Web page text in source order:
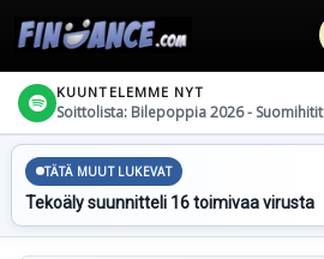
KUUNTELEMME NYT
Soittolista: Bilepoppia 2026 - Suomihitit
TÄTÄ MUUT LUKEVAT
Tekoäly suunnitteli 16 toimivaa virusta